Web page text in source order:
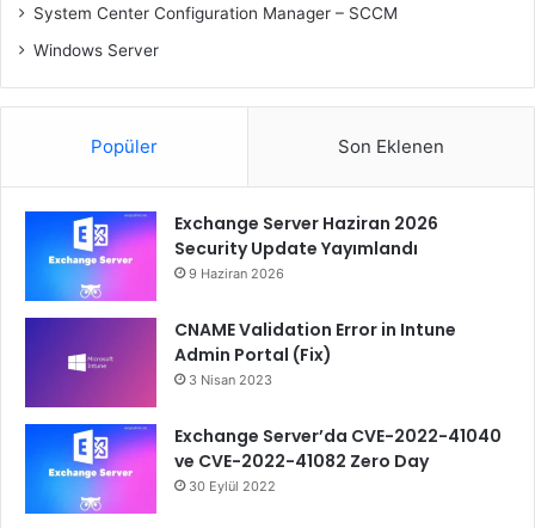
System Center Configuration Manager – SCCM
Windows Server
Popüler Son Eklenen
Exchange Server Haziran 2026
Security Update Yayımlandı
9 Haziran 2026
CNAME Validation Error in Intune
Admin Portal (Fix)
3 Nisan 2023
Exchange Server’da CVE-2022-41040
ve CVE-2022-41082 Zero Day
30 Eylül 2022